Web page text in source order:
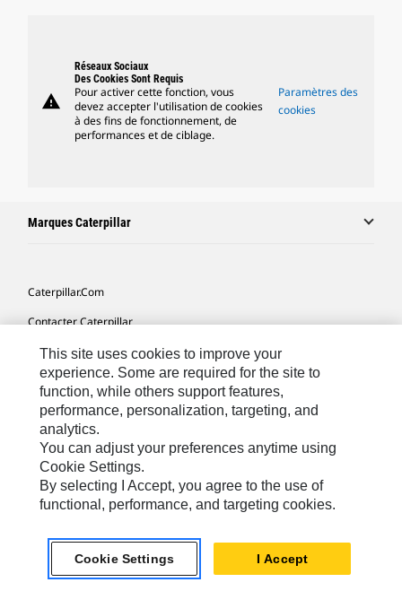
warning
Réseaux Sociaux
Des Cookies Sont Requis
Pour activer cette fonction, vous
devez accepter l'utilisation de cookies
à des fins de fonctionnement, de
performances et de ciblage.
Paramètres des
cookies
Marques Caterpillar
Caterpillar.com
Contacter Caterpillar
Mes Préférences Marketing
Plan Du Site
Cookie Settings
Mentions Légales
Confidentialité
Africa, Middle East-French© 2026 Caterpillar. Tous droits réservés
This site uses cookies to improve your
experience. Some are required for the site to
function, while others support features,
performance, personalization, targeting, and
analytics.
You can adjust your preferences anytime using
Cookie Settings.
By selecting I Accept, you agree to the use of
functional, performance, and targeting cookies.
Cookie Settings I Accept